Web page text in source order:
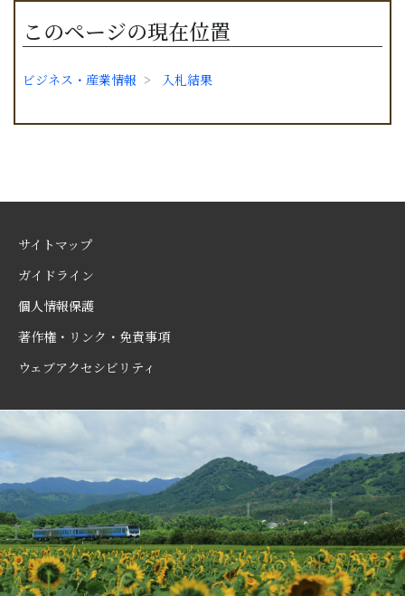
このページの現在位置
ビジネス・産業情報 入札結果
サイトマップ
ガイドライン
個人情報保護
著作権・リンク・免責事項
ウェブアクセシビリティ